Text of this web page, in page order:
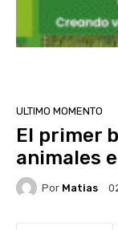
ULTIMO MOMENTO
El primer
animales
Por Matias